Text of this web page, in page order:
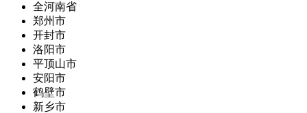
全河南省
郑州市
开封市
洛阳市
平顶山市
安阳市
鹤壁市
新乡市